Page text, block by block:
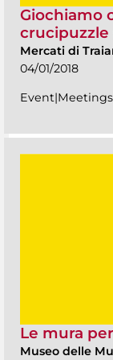
Giochiamo
crucipuzzle
Mercati di
04/01/2018
Event|Meetings
Le mura
Museo delle